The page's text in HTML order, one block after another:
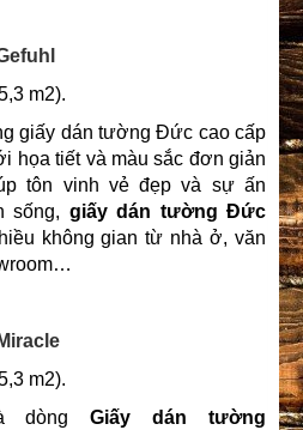
m2).
giấy dán tường Đức cao cấp
họa tiết và màu sắc đơn giản
tôn vinh vẻ đẹp và sự ấn
sống, giấy dán tường Đức
không gian từ nhà ở, văn
m2).
là dòngGiấy dán tường